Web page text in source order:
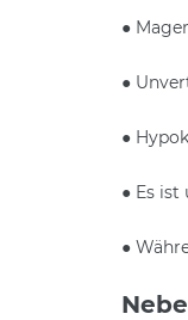
●
●
●
● Es
●